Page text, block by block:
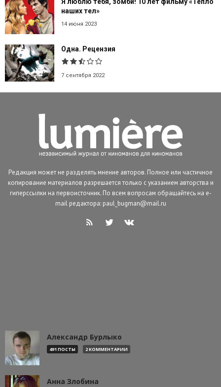
Я люблю тебя, зомби! 10 лет фильму «Тепло
наших тел»
14 июня 2023
Одна. Рецензия
7 сентября 2022
Редакция может не разделять мнение авторов. Полное или частичное
копирование материалов разрешается только с указанием авторства и
гиперссылки на первоисточник. По всем вопросам обращайтесь на e-
mail редактора: paul_bugman@mail.ru
Александр Бурлыко
491 ПОСТЫ 2 КОММЕНТАРИИ
Анна Злобина